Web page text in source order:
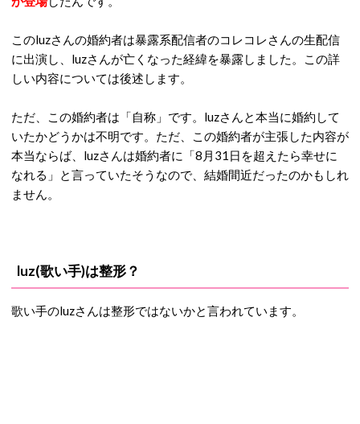
このluzさんの婚約者は暴露系配信者のコレコレさんの生配信
に出演し、luzさんが亡くなった経緯を暴露しました。この詳
しい内容については後述します。
ただ、この婚約者は「自称」です。luzさんと本当に婚約して
いたかどうかは不明です。ただ、この婚約者が主張した内容が
本当ならば、luzさんは婚約者に「8月31日を超えたら幸せに
なれる」と言っていたそうなので、結婚間近だったのかもしれ
ません。
luz(歌い手)は整形？
歌い手のluzさんは整形ではないかと言われています。